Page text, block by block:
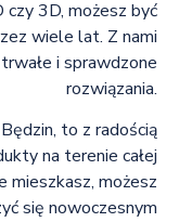
3D, możesz być
wiele lat. Z nami
i sprawdzone
rozwiązania.
to z radością
na terenie całej
mieszkasz, możesz
się nowoczesnym